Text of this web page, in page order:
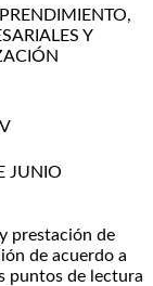
Y
JUNIO
prestación de
de acuerdo a
puntos de lectura